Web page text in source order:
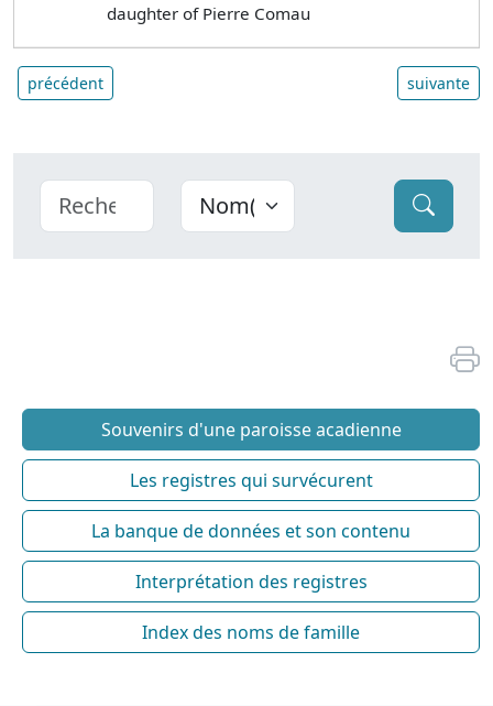
daughter of Pierre Comau
précédent suivante
Souvenirs d'une paroisse acadienne
Les registres qui survécurent
La banque de données et son contenu
Interprétation des registres
Index des noms de famille